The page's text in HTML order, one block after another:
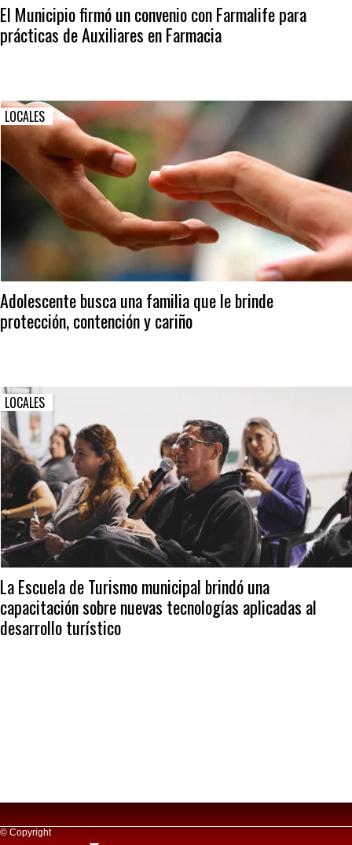
El Municipio firmó un convenio con Farmalife para
prácticas de Auxiliares en Farmacia
LOCALES
Adolescente busca una familia que le brinde
protección, contención y cariño
LOCALES
La Escuela de Turismo municipal brindó una
capacitación sobre nuevas tecnologías aplicadas al
desarrollo turístico
© Copyright